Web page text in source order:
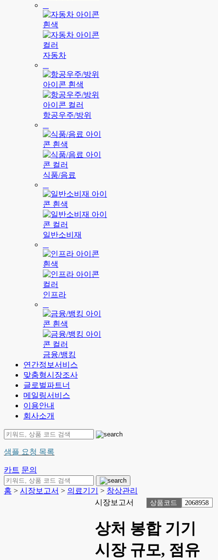
자동차
항공우주/방위
식품/음료
일반소비재
인프라
금융/뱅킹
연간정보서비스
맞춤형시장조사
글로벌파트너
메일링서비스
이용안내
회사소개
샘플 요청 목록
카트 문의
홈 > 시장보고서 > 의료기기 > 창상관리
시장보고서
상품코드 2068958
상처 봉합 기기
시장 규모, 점유